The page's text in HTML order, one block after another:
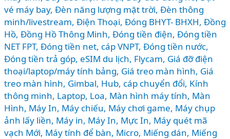
vé máy bay, Đèn năng lượng mặt trời, Đèn thông
minh/livestream, Điện Thoại, Đóng BHYT- BHXH, Đồng
Hồ, Đồng Hồ Thông Minh, Đóng tiền điện, Đóng tiền
NET FPT, Đóng tiền net, cáp VNPT, Đóng tiền nước,
Đóng tiền trả góp, eSIM du lịch, Flycam, Giá đỡ điện
thoại/laptop/máy tính bảng, Giá treo màn hình, Giá
treo màn hình, Gimbal, Hub, cáp chuyển đổi, Kính
thông minh, Laptop, Loa, Màn hình máy tính, Màn
Hình, Máy In, Máy chiếu, Máy chơi game, Máy chụp
ảnh lấy liền, Máy in, Máy In, Mực In, Máy quét mã
vạch Mới, Máy tính để bàn, Micro, Miếng dán, Miếng